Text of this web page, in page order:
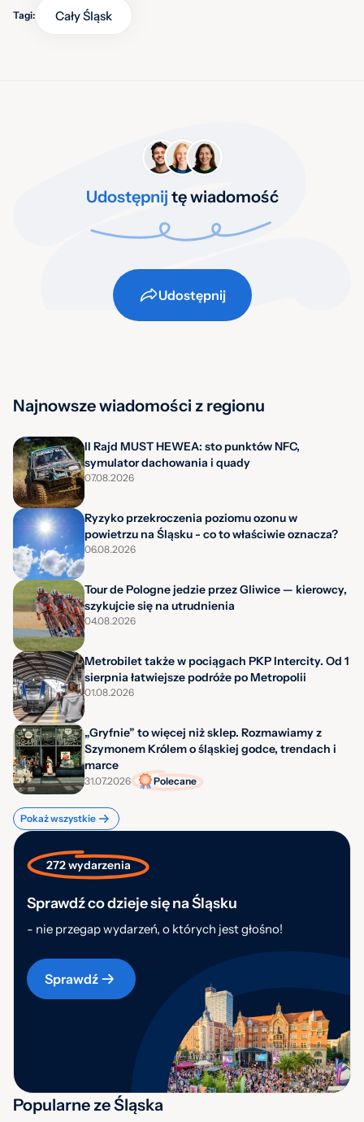
Tagi: Cały Śląsk
Udostępnij tę wiadomość
Udostępnij
Najnowsze wiadomości z regionu
II Rajd MUST HEWEA: sto punktów NFC,
symulator dachowania i quady
07.08.2026
Ryzyko przekroczenia poziomu ozonu w
powietrzu na Śląsku - co to właściwie oznacza?
06.08.2026
Tour de Pologne jedzie przez Gliwice — kierowcy,
szykujcie się na utrudnienia
04.08.2026
Metrobilet także w pociągach PKP Intercity. Od 1
sierpnia łatwiejsze podróże po Metropolii
01.08.2026
„Gryfnie” to więcej niż sklep. Rozmawiamy z
Szymonem Królem o śląskiej godce, trendach i
marce
31.07.2026 Polecane
Pokaż wszystkie
272 wydarzenia
Sprawdź co dzieje się na Śląsku
- nie przegap wydarzeń, o których jest głośno!
Sprawdź
Popularne ze Śląska